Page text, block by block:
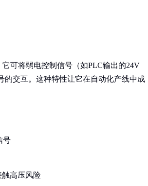
可将弱电控制信号（如PLC输出的24V
的交互。这种特性让它在自动化产线中成
号
高压风险